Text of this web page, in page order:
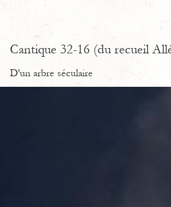
Cantique 32-16 (du recueil
D'un arbre séculaire